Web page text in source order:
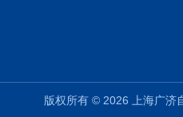
版权所有 © 2026 上海广